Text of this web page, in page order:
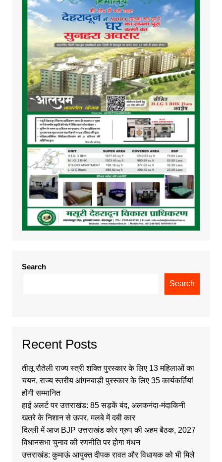
Search
Search
Recent Posts
तीलू रौतेली राज्य स्त्री शक्ति पुरस्कार के लिए 13 महिलाओं का
चयन, राज्य स्तरीय आंगनबाड़ी पुरस्कार के लिए 35 कार्यकर्तियां
होंगी सम्मानित
हाई अलर्ट पर उत्तराखंड: 85 सड़कें बंद, अलकनंदा-मंदाकिनी
खतरे के निशान से ऊपर, मलबे में दबी कार
दिल्ली में आज BJP उत्तराखंड कोर ग्रुप की अहम बैठक, 2027
विधानसभा चुनाव की रणनीति पर होगा मंथन
उत्तराखंड: कुमाऊं आयुक्त दीपक रावत और विधायक को भी मिले